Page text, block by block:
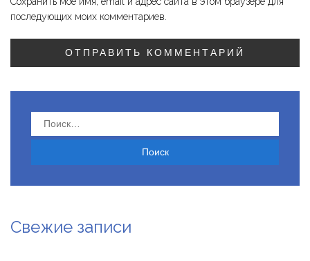
последующих моих комментариев.
Найти:
Свежие записи